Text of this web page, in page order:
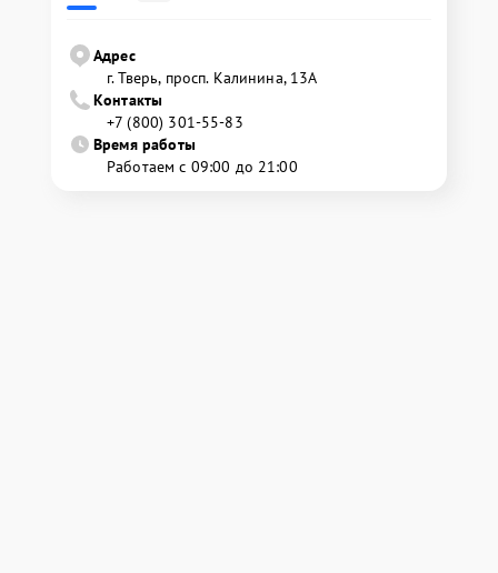
Адрес
г. Тверь, просп. Калинина, 13А
Контакты
+7 (800) 301-55-83
Время работы
Работаем с 09:00 до 21:00